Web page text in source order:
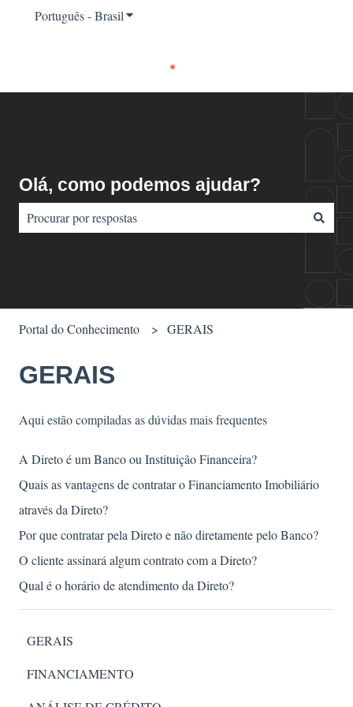
Português - BrasilMostrar submenu para traduções
Olá, como podemos ajudar?
Não há sugestões porque o campo de pesquisa está em branco.
Portal do Conhecimento GERAIS
GERAIS
Aqui estão compiladas as dúvidas mais frequentes
A Direto é um Banco ou Instituição Financeira?
Quais as vantagens de contratar o Financiamento Imobiliário
através da Direto?
Por que contratar pela Direto e não diretamente pelo Banco?
O cliente assinará algum contrato com a Direto?
Qual é o horário de atendimento da Direto?
GERAIS
FINANCIAMENTO